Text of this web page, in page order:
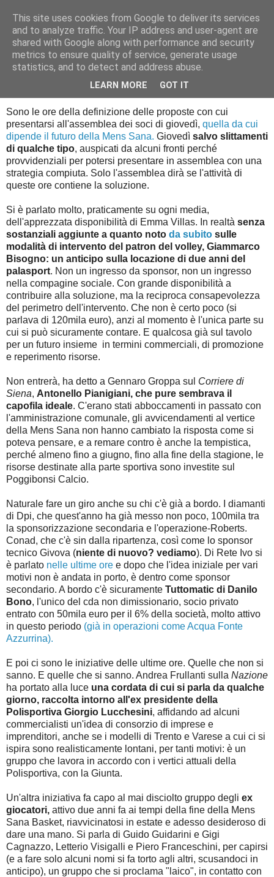
Palla al cerchio
lunedì 15 febbraio 2016
Sono le ore della definizione delle proposte con cui
presentarsi all'assemblea dei soci di giovedì, quella da cui
dipende il futuro della Mens Sana. Giovedì salvo slittamenti
di qualche tipo, auspicati da alcuni fronti perché
provvidenziali per potersi presentare in assemblea con una
strategia compiuta. Solo l'assemblea dirà se l'attività di
queste ore contiene la soluzione.
Si è parlato molto, praticamente su ogni media,
dell'apprezzata disponibilità di Emma Villas. In realtà senza
sostanziali aggiunte a quanto noto da subito sulle
modalità di intervento del patron del volley, Giammarco
Bisogno: un anticipo sulla locazione di due anni del
palasport. Non un ingresso da sponsor, non un ingresso
nella compagine sociale. Con grande disponibilità a
contribuire alla soluzione, ma la reciproca consapevolezza
del perimetro dell'intervento. Che non è certo poco (si
parlava di 120mila euro), anzi al momento è l'unica parte su
cui si può sicuramente contare. E qualcosa già sul tavolo
per un futuro insieme in termini commerciali, di promozione
e reperimento risorse.
Non entrerà, ha detto a Gennaro Groppa sul Corriere di
Siena, Antonello Pianigiani, che pure sembrava il
capofila ideale. C'erano stati abboccamenti in passato con
l'amministrazione comunale, gli avvicendamenti al vertice
della Mens Sana non hanno cambiato la risposta come si
poteva pensare, e a remare contro è anche la tempistica,
perché almeno fino a giugno, fino alla fine della stagione, le
risorse destinate alla parte sportiva sono investite sul
Poggibonsi Calcio.
Naturale fare un giro anche su chi c'è già a bordo. I diamanti
di Dpi, che quest'anno ha già messo non poco, 100mila tra
la sponsorizzazione secondaria e l'operazione-Roberts.
Conad, che c'è sin dalla ripartenza, così come lo sponsor
tecnico Givova (niente di nuovo? vediamo). Di Rete Ivo si
è parlato nelle ultime ore e dopo che l'idea iniziale per vari
motivi non è andata in porto, è dentro come sponsor
secondario. A bordo c'è sicuramente Tuttomatic di Danilo
Bono, l'unico del cda non dimissionario, socio privato
entrato con 50mila euro per il 6% della società, molto attivo
in questo periodo (già in operazioni come Acqua Fonte
Azzurrina).
E poi ci sono le iniziative delle ultime ore. Quelle che non si
sanno. E quelle che si sanno. Andrea Frullanti sulla Nazione
ha portato alla luce una cordata di cui si parla da qualche
giorno, raccolta intorno all'ex presidente della
Polisportiva Giorgio Lucchesini, affidando ad alcuni
commercialisti un'idea di consorzio di imprese e
imprenditori, anche se i modelli di Trento e Varese a cui ci si
ispira sono realisticamente lontani, per tanti motivi: è un
gruppo che lavora in accordo con i vertici attuali della
Polisportiva, con la Giunta.
Un'altra iniziativa fa capo al mai disciolto gruppo degli ex
giocatori, attivo due anni fa ai tempi della fine della Mens
Sana Basket, riavvicinatosi in estate e adesso desideroso di
dare una mano. Si parla di Guido Guidarini e Gigi
Cagnazzo, Letterio Visigalli e Piero Franceschini, per capirsi
(e a fare solo alcuni nomi si fa torto agli altri, scusandoci in
anticipo), un gruppo che si proclama "laico", in contatto con
This site uses cookies from Google to deliver its services
and to analyze traffic. Your IP address and user-agent are
shared with Google along with performance and security
metrics to ensure quality of service, generate usage
statistics, and to detect and address abuse.
LEARN MORE GOT IT